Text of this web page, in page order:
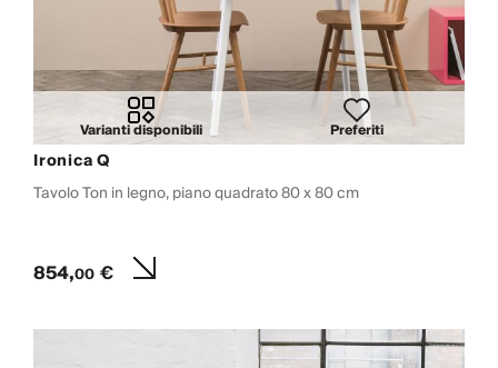
Varianti disponibili Preferiti
Ironica Q
Tavolo Ton in legno, piano quadrato 80 x 80 cm
854,00€